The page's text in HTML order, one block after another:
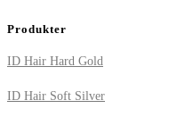
Produkter
ID Hair Hard Gold
ID Hair Soft Silver